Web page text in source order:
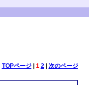
TOPページ| 1 2| 次のページ